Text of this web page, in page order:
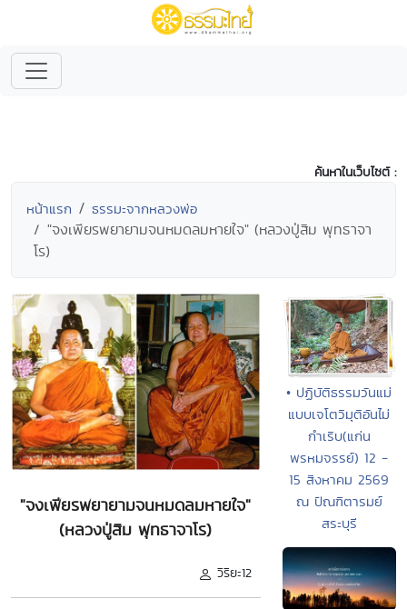
ค้นหาในเว็บไซต์ :
หน้าแรก ธรรมะจากหลวงพ่อ
"จงเพียรพยายามจนหมดลมหายใจ" (หลวงปู่สิม พุทธาจา
โร)
"จงเพียรพยายามจนหมดลมหายใจ"
(หลวงปู่สิม พุทธาจาโร)
วิริยะ12
• ปฏิบัติธรรมวันแม่
แบบเจโตวิมุติอันไม่
กำเริบ(แก่น
พรหมจรรย์) 12 -
15 สิงหาคม 2569
ณ ปัณฑิตารมย์
สระบุรี